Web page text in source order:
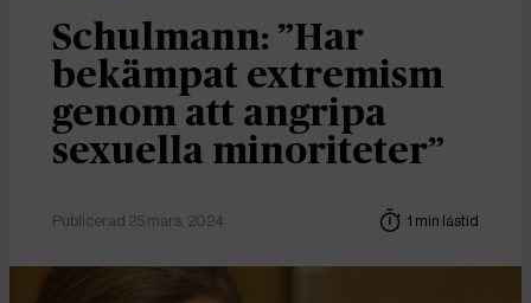
Schulmann: ”Har
bekämpat extremism
genom att angripa
sexuella minoriteter”
Publicerad 25 mars, 2024 1 min lästid